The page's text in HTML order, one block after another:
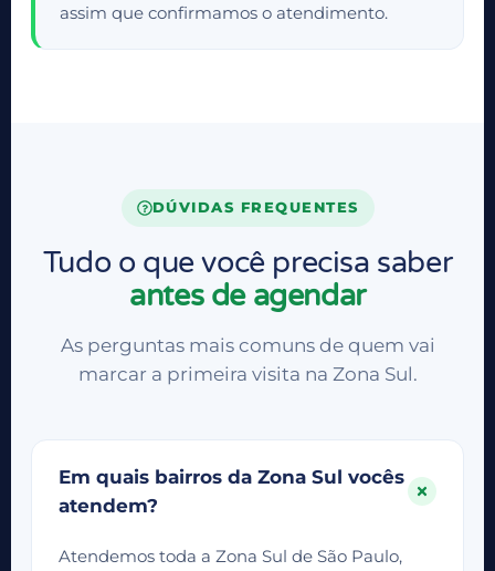
assim que confirmamos o atendimento.
DÚVIDAS FREQUENTES
Tudo o que você precisa saber
antes de agendar
As perguntas mais comuns de quem vai
marcar a primeira visita na Zona Sul.
Em quais bairros da Zona Sul vocês
atendem?
Atendemos toda a Zona Sul de São Paulo,